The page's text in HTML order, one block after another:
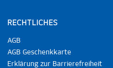
RECHTLICHES
AGB
AGB Geschenkkarte
Erklärung zur Barrierefreiheit